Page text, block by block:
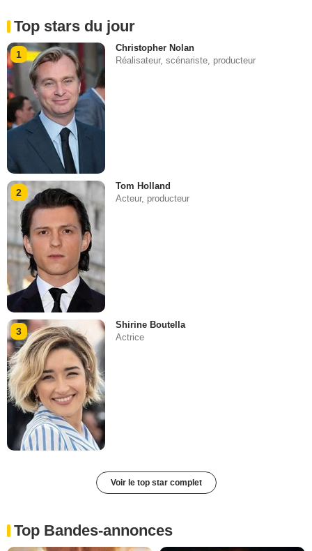
Top stars du jour
1
Christopher Nolan
Réalisateur, scénariste, producteur
2
Tom Holland
Acteur, producteur
3
Shirine Boutella
Actrice
Voir le top star complet
Top Bandes-annonces